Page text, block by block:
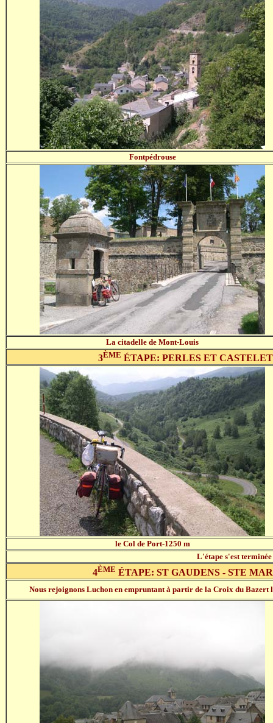
Fontpédrouse
La citadelle de Mont-Louis
3ÈME ÉTAPE: PERLES ET
le Col de Port-1250 m
L'étape s'est terminée
4ÈME ÉTAPE: ST GAUDENS - STE
Nous rejoignons Luchon en empruntant à partir de la Croix du